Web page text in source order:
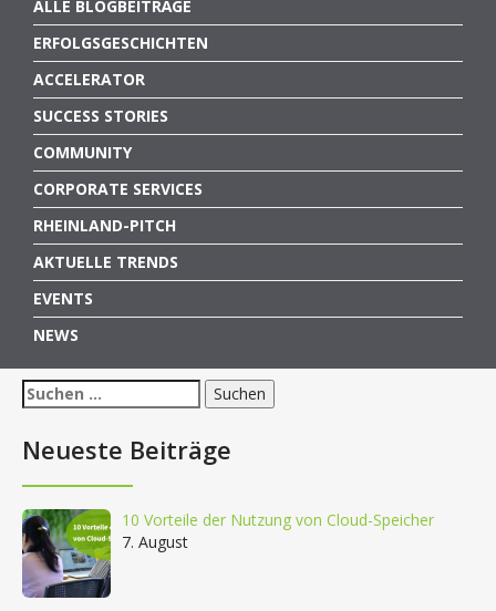
ALLE BLOGBEITRÄGE
ERFOLGSGESCHICHTEN
ACCELERATOR
SUCCESS STORIES
COMMUNITY
CORPORATE SERVICES
RHEINLAND-PITCH
AKTUELLE TRENDS
EVENTS
NEWS
Suchen
nach:
Neueste Beiträge
10 Vorteile der Nutzung von Cloud-Speicher
7. August